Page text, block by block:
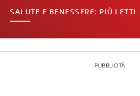
SALUTE E BENESSERE: PIÙ LETTI
PUBBLICITÀ